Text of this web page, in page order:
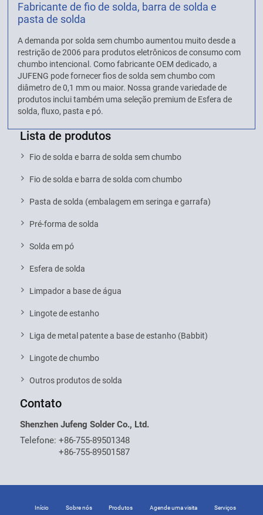
Fabricante de fio de solda, barra de solda e
pasta de solda
A demanda por solda sem chumbo aumentou muito desde a
restrição de 2006 para produtos eletrônicos de consumo com
chumbo intencional. Como fabricante OEM dedicado, a
JUFENG pode fornecer fios de solda sem chumbo com
diâmetro de 0,1 mm ou maior. Nossa grande variedade de
produtos inclui também uma seleção premium de Esfera de
solda, fluxo, pasta e pó.
Lista de produtos
Fio de solda e barra de solda sem chumbo
Fio de solda e barra de solda com chumbo
Pasta de solda (embalagem em seringa e garrafa)
Pré-forma de solda
Solda em pó
Esfera de solda
Limpador a base de água
Lingote de estanho
Liga de metal patente a base de estanho (Babbit)
Lingote de chumbo
Outros produtos de solda
Contato
Shenzhen Jufeng Solder Co., Ltd.
Telefone:+86-755-89501348
+86-755-89501587
Início Sobre nós Produtos Agende uma visita Serviços